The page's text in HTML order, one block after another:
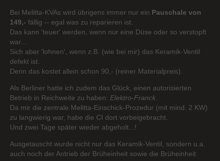
Bei Melitta-KVAs wird übrigens immer nur ein Pauschale von
149,- fällig -- egal was zu reparieren ist.
Das kann 'teuer' werden, wenn nur eine Düse oder so verstopft
war...
Sich aber 'lohnen', wenn z.B. (wie bei mir) das Keramik-Ventil
defekt ist.
Denn das kostet allein schon 90,- (reiner Materialpreis).
Als Berliner hatte ich zudem das Glück, einen autorisierten
Betrieb in Reichweite zu haben: Elektro-Franck
Da mir die zentrale Melitta-Einschick-Prozedur (mit mind. 2 KW)
zu langwierig war, habe die CI dort vorbeigebracht.
Und zwei Tage später wieder abgeholt...!
Ausgetauscht wurde nicht nur das Keramik-Ventil, sondern u.a.
auch noch der Antrieb der Brüheinheit sowie die Brüheinheit